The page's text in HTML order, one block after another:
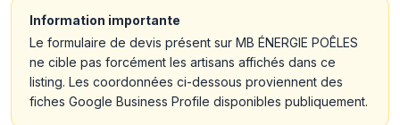
Information importante
Le formulaire de devis présent sur MB ÉNERGIE POÊLES
ne cible pas forcément les artisans affichés dans ce
listing. Les coordonnées ci-dessous proviennent des
fiches Google Business Profile disponibles publiquement.